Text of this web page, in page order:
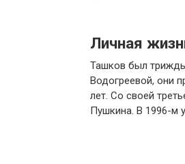
Личная
Ташков был
Водогреевой, они
лет. Со своей
Пушкина. В 1996-м